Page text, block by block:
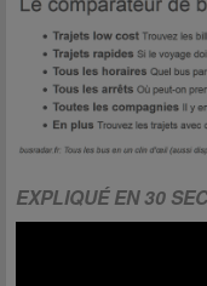
EXPLIQUÉ EN 30